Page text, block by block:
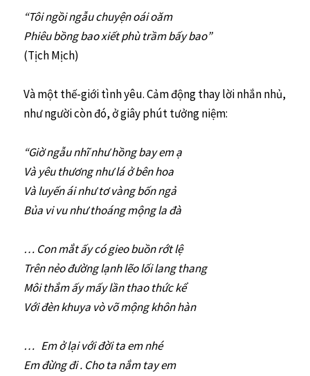
“Tôi ngồi ngẫu chuyện oái oăm
Phiêu bồng bao xiết phù trầm bấy bao”
(Tịch Mịch)
Và một thế-giới tình yêu. Cảm động thay lời nhắn nhủ,
như người còn đó, ở giây phút tưởng niệm:
“Giờ ngẫu nhĩ như hồng bay em ạ
Và yêu thương như lá ở bên hoa
Và luyến ái như tơ vàng bốn ngả
Bủa vi vu như thoáng mộng la đà
… Con mắt ấy có gieo buồn rớt lệ
Trên nẻo đường lạnh lẽo lối lang thang
Môi thắm ấy mấy lần thao thức kể
Với đèn khuya vò võ mộng khôn hàn
… Em ở lại với đời ta em nhé
Em đừng đi . Cho ta nắm tay em